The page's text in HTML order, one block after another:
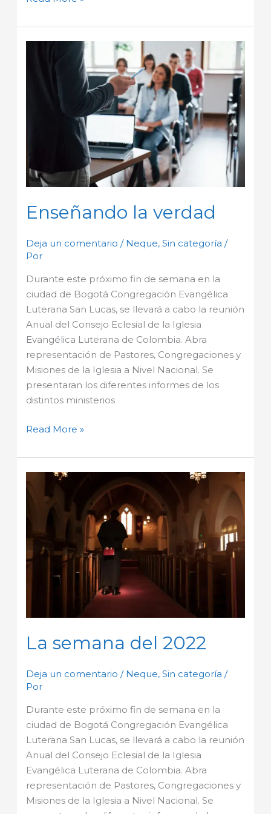
Enseñando la verdad
Deja un comentario / Neque,Sin categoría /
Por
Durante este próximo fin de semana en la
ciudad de Bogotá Congregación Evangélica
Luterana San Lucas, se llevará a cabo la reunión
Anual del Consejo Eclesial de la Iglesia
Evangélica Luterana de Colombia. Abra
representación de Pastores, Congregaciones y
Misiones de la Iglesia a Nivel Nacional. Se
presentaran los diferentes informes de los
distintos ministerios
Enseñando
Read More »
La semana del 2022
Deja un comentario / Neque,Sin categoría /
Por
Durante este próximo fin de semana en la
ciudad de Bogotá Congregación Evangélica
Luterana San Lucas, se llevará a cabo la reunión
Anual del Consejo Eclesial de la Iglesia
Evangélica Luterana de Colombia. Abra
representación de Pastores, Congregaciones y
Misiones de la Iglesia a Nivel Nacional. Se
semana